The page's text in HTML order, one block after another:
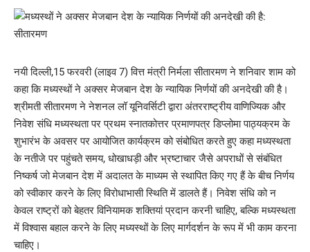
नयी दिल्ली,15 फरवरी (लाइव 7) वित्त मंत्री निर्मला सीतारमण ने शनिवार शाम को
कहा कि मध्यस्थों ने अक्सर मेजबान देश के न्यायिक निर्णयों की अनदेखी की है।
श्रीमती सीतारमण ने नेशनल लॉ यूनिवर्सिटी द्वारा अंतरराष्ट्रीय वाणिज्यिक और
निवेश संधि मध्यस्थता पर प्रथम स्नातकोत्तर प्रमाणपत्र डिप्लोमा पाठ्यक्रम के
शुभारंभ के अवसर पर आयोजित कार्यक्रम को संबोधित करते हुए कहा मध्यस्थता
के नतीजे पर पहुंचते समय, धोखाधड़ी और भ्रष्टाचार जैसे अपराधों से संबंधित
निष्कर्ष जो मेजबान देश में अदालत के माध्यम से स्थापित किए गए हैं के बीच निर्णय
को स्वीकार करने के लिए विरोधाभासी स्थिति में डालते हैं। निवेश संधि को न
केवल राष्ट्रों को बेहतर विनियामक शक्तियां प्रदान करनी चाहिए, बल्कि मध्यस्थता
में विश्वास बहाल करने के लिए मध्यस्थों के लिए मार्गदर्शन के रूप में भी काम करना
चाहिए।